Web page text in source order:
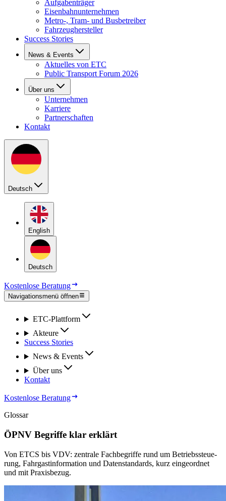
Aufgabenträger
Eisenbahnunternehmen
Metro-, Tram- und Busbetreiber
Fahrzeughersteller
Success Stories
News & Events
Aktuelles von ETC
Public Transport Forum 2026
Über uns
Unternehmen
Karriere
Partnerschaften
Kontakt
Deutsch
English
Deutsch
Kostenlose Beratung
Navigationsmenü öffnen
ETC-Platt­form
Ak­teu­re
Success Stories
News & Events
Über uns
Kontakt
Kostenlose Beratung
Glos­sar
ÖPNV Be­grif­fe klar er­klärt
Von ETCS bis VDV: zen­tra­le Fach­be­grif­fe rund um Be­triebs­steue­
rung, Fahr­gast­in­for­ma­ti­on und Da­ten­stan­dards, kurz ein­ge­ord­net
und mit Pra­xis­be­zug.